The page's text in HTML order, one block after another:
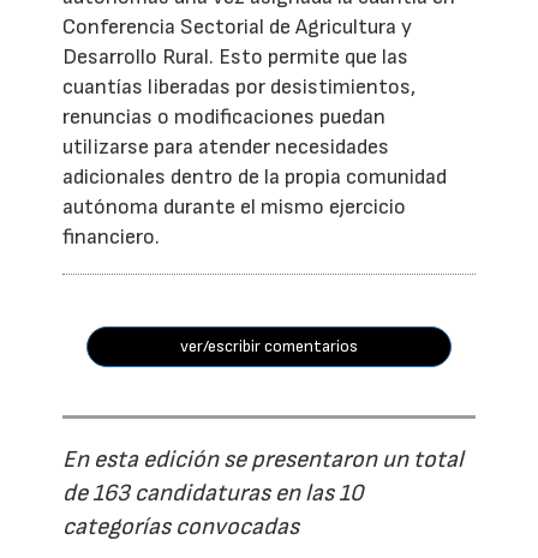
Conferencia Sectorial de Agricultura y
Desarrollo Rural. Esto permite que las
cuantías liberadas por desistimientos,
renuncias o modificaciones puedan
utilizarse para atender necesidades
adicionales dentro de la propia comunidad
autónoma durante el mismo ejercicio
financiero.
ver/escribir comentarios
En esta edición se presentaron un total
de 163 candidaturas en las 10
categorías convocadas